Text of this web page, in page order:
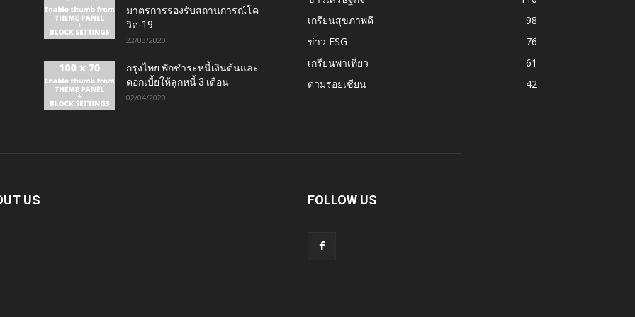
มาตรการรองรับสถานการณ์โค
วิด-19
22/03/2020
กรุงไทย พักชำระหนี้เงินต้นและ
ดอกเบี้ยให้ลูกหนี้ 3 เดือน
02/04/2020
เกรียนสุขภาพดี
98
ข่าว ESG
76
เกรียนพาเที่ยว
61
ตามรอยเซียน
42
US FOLLOW US